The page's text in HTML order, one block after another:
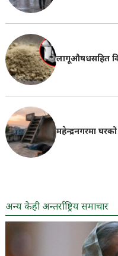
लागूऔषधसहित
महेन्द्रनगरमा
अन्य केही अन्तर्राष्ट्रिय समाचार